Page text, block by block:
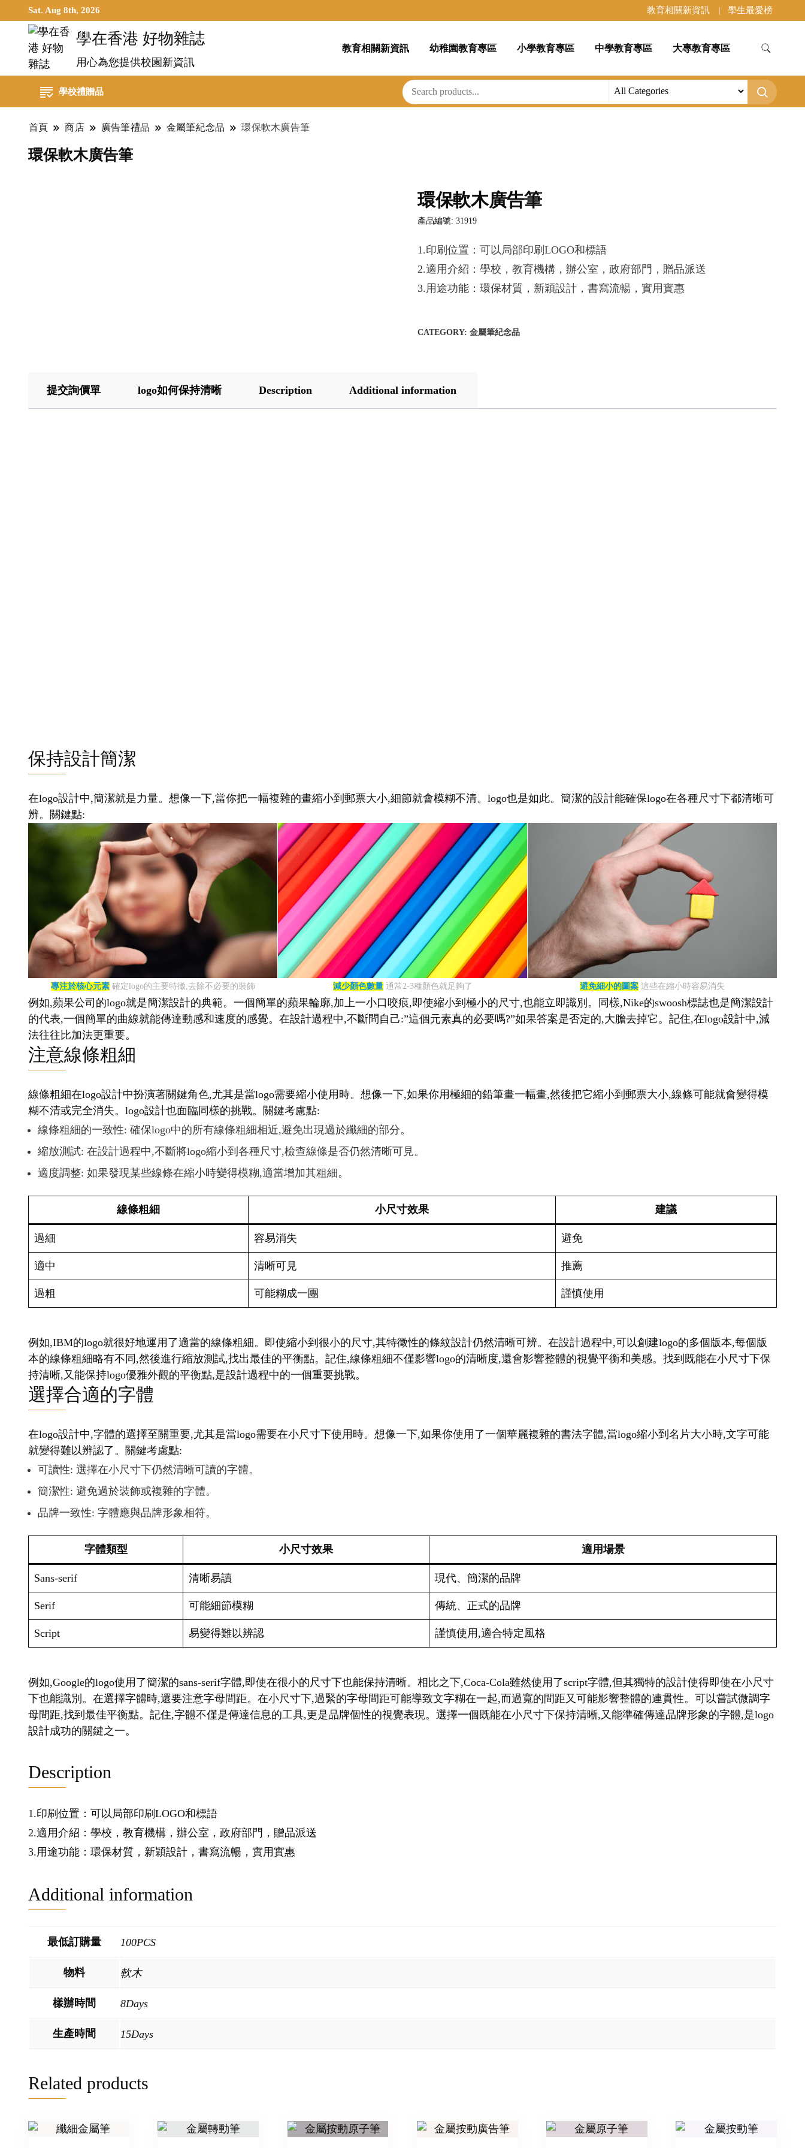
Sat. Aug 8th, 2026 教育相關新資訊 學生最愛榜
學在香港 好物雜誌
用心為您提供校園新資訊
教育相關新資訊 幼稚園教育專區 小學教育專區 中學教育專區 大專教育專區
學校禮贈品
首頁 商店 廣告筆禮品 金屬筆紀念品 環保軟木廣告筆
環保軟木廣告筆
環保軟木廣告筆
產品編號: 31919
1.印刷位置：可以局部印刷LOGO和標語
2.適用介紹：學校，教育機構，辦公室，政府部門，贈品派送
3.用途功能：環保材質，新穎設計，書寫流暢，實用實惠
CATEGORY: 金屬筆紀念品
提交詢價單 logo如何保持清晰 Description Additional information
保持設計簡潔
在logo設計中,簡潔就是力量。想像一下,當你把一幅複雜的畫縮小到郵票大小,細節就會模糊不清。logo也是如此。簡潔的設計能確保logo在各種尺寸下都清晰可
辨。關鍵點:
專注於核心元素確定logo的主要特徵,去除不必要的裝飾 減少顏色數量通常2-3種顏色就足夠了 避免細小的圖案這些在縮小時容易消失
例如,蘋果公司的logo就是簡潔設計的典範。一個簡單的蘋果輪廓,加上一小口咬痕,即使縮小到極小的尺寸,也能立即識別。同樣,Nike的swoosh標誌也是簡潔設計
的代表,一個簡單的曲線就能傳達動感和速度的感覺。在設計過程中,不斷問自己:”這個元素真的必要嗎?”如果答案是否定的,大膽去掉它。記住,在logo設計中,減
法往往比加法更重要。
注意線條粗細
線條粗細在logo設計中扮演著關鍵角色,尤其是當logo需要縮小使用時。想像一下,如果你用極細的鉛筆畫一幅畫,然後把它縮小到郵票大小,線條可能就會變得模
糊不清或完全消失。logo設計也面臨同樣的挑戰。關鍵考慮點:
線條粗細的一致性: 確保logo中的所有線條粗細相近,避免出現過於纖細的部分。
縮放測試: 在設計過程中,不斷將logo縮小到各種尺寸,檢查線條是否仍然清晰可見。
適度調整: 如果發現某些線條在縮小時變得模糊,適當增加其粗細。
線條粗細 小尺寸效果 建議
過細 容易消失 避免
適中 清晰可見 推薦
過粗 可能糊成一團 謹慎使用
例如,IBM的logo就很好地運用了適當的線條粗細。即使縮小到很小的尺寸,其特徵性的條紋設計仍然清晰可辨。在設計過程中,可以創建logo的多個版本,每個版
本的線條粗細略有不同,然後進行縮放測試,找出最佳的平衡點。記住,線條粗細不僅影響logo的清晰度,還會影響整體的視覺平衡和美感。找到既能在小尺寸下保
持清晰,又能保持logo優雅外觀的平衡點,是設計過程中的一個重要挑戰。
選擇合適的字體
在logo設計中,字體的選擇至關重要,尤其是當logo需要在小尺寸下使用時。想像一下,如果你使用了一個華麗複雜的書法字體,當logo縮小到名片大小時,文字可能
就變得難以辨認了。關鍵考慮點:
可讀性: 選擇在小尺寸下仍然清晰可讀的字體。
簡潔性: 避免過於裝飾或複雜的字體。
品牌一致性: 字體應與品牌形象相符。
字體類型 小尺寸效果 適用場景
Sans-serif 清晰易讀 現代、簡潔的品牌
Serif 可能細節模糊 傳統、正式的品牌
Script 易變得難以辨認 謹慎使用,適合特定風格
例如,Google的logo使用了簡潔的sans-serif字體,即使在很小的尺寸下也能保持清晰。相比之下,Coca-Cola雖然使用了script字體,但其獨特的設計使得即使在小尺寸
下也能識別。在選擇字體時,還要注意字母間距。在小尺寸下,過緊的字母間距可能導致文字糊在一起,而過寬的間距又可能影響整體的連貫性。可以嘗試微調字
母間距,找到最佳平衡點。記住,字體不僅是傳達信息的工具,更是品牌個性的視覺表現。選擇一個既能在小尺寸下保持清晰,又能準確傳達品牌形象的字體,是logo
設計成功的關鍵之一。
Description
1.印刷位置：可以局部印刷LOGO和標語
2.適用介紹：學校，教育機構，辦公室，政府部門，贈品派送
3.用途功能：環保材質，新穎設計，書寫流暢，實用實惠
Additional information
最低訂購量 100PCS
物料 軟木
樣辦時間 8Days
生產時間 15Days
Related products